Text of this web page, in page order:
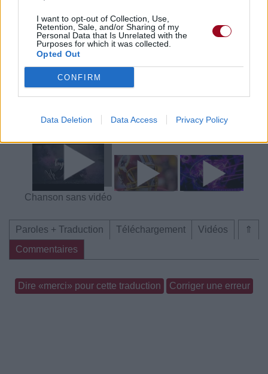
I want to opt-out of Collection, Use,
Retention, Sale, and/or Sharing of my
Personal Data that Is Unrelated with the
Purposes for which it was collected.
Opted Out
CONFIRM
Data Deletion Data Access Privacy Policy
Commentaires
Voir la vidéo de «By Now»
Chanson sans vidéo Chanson sans vidéo
Chanson sans vidéo
⇑
Paroles + Traduction Téléchargement
Vidéos
Commentaires
Dire «merci» pour cette traduction Corriger une erreur